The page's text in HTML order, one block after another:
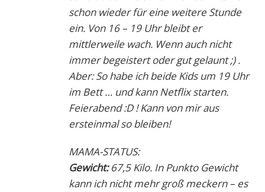
schon wieder für eine weitere Stunde
ein. Von 16 – 19 Uhr bleibt er
mittlerweile wach. Wenn auch nicht
immer begeistert oder gut gelaunt ;) .
Aber: So habe ich beide Kids um 19 Uhr
im Bett … und kann Netflix starten.
Feierabend :D ! Kann von mir aus
ersteinmal so bleiben!
MAMA-STATUS:
Gewicht:67,5 Kilo. In Punkto Gewicht
kann ich nicht mehr groß meckern – es